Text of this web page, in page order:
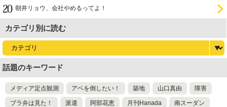
朝井リョウ、会社やめるってよ！
カテゴリ別に読む
話題のキーワード
メディア定点観測 アベを倒したい！ 築地 山口真由 障害
ブラ弁は見た！ 派遣 阿部花恵 月刊Hanada 南スーダン